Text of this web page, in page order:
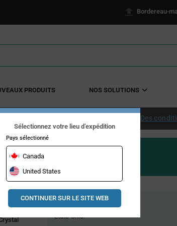
Bordereau-
PRODUITS NOS SOLUTIONS
Unis continentaux à partir de 50 $ US. Des
Pricing
Stock global
États-Unis:
Sélectionnez votre lieu d’expédition
Pays sélectionné
Canada
United States
CONTINUER SUR LE SITE WEB